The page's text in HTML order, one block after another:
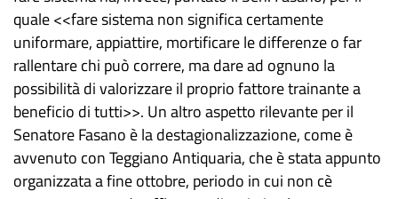
quale <<fare sistema non significa certamente
uniformare, appiattire, mortificare le differenze o far
rallentare chi può correre, ma dare ad ognuno la
possibilità di valorizzare il proprio fattore trainante a
beneficio di tutti>>. Un altro aspetto rilevante per il
Senatore Fasano è la destagionalizzazione, come è
avvenuto con Teggiano Antiquaria, che è stata appunto
organizzata a fine ottobre, periodo in cui non cè